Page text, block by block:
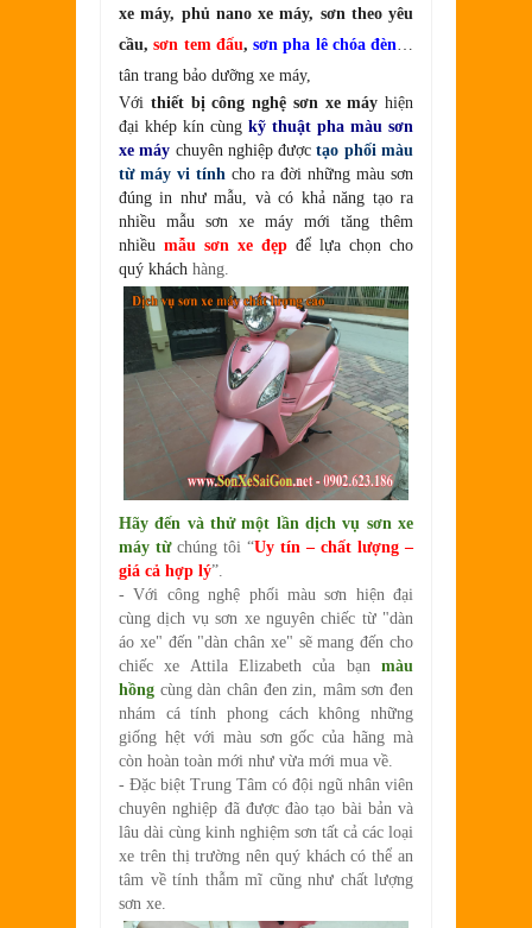
xe máy, phủ nano xe máy, sơn theo yêu
cầu,sơn tem đấu, sơn pha lê chóa đèn…
tân trang bảo dưỡng xe máy,
Với thiết bị công nghệ sơn xe máy hiện
đại khép kín cùng kỹ thuật pha màu sơn
xe máy chuyên nghiệp đượctạo phối màu
từ máy vi tính cho ra đời những màu sơn
đúng in như mẫu, và có khả năng tạo ra
nhiều mẫu sơn xe máy mới tăng thêm
nhiều mẫu sơn xe đẹp để lựa chọn cho
quý khách hàng.
Hãy đến và thử một lần dịch vụ sơn xe
máy từ chúng tôi “Uy tín – chất lượng –
giá cả hợp lý”.
- Với công nghệ phối màu sơn hiện đại
cùng dịch vụ sơn xe nguyên chiếc từ"dàn
áo xe" đến "dàn chân xe" sẽ mang đến cho
chiếc xe Attila Elizabeth của bạn màu
hồng cùng dàn chân đen zin, mâm sơn đen
nhám cá tính phong cách không những
giống hệt với màu sơn gốc của hãng mà
còn hoàn toàn mới như vừa mới mua về.
- Đặc biệt Trung Tâm có đội ngũ nhân viên
chuyên nghiệp đã được đào tạo bài bản và
lâu dài cùng kinh nghiệm sơn tất cả các loại
xe trên thị trường nên quý khách có thể an
tâm về tính thẫm mĩ cũng như chất lượng
sơn xe.